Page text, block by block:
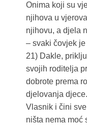
Onima koji su
njihova u
njihovu, a djela
– svaki čovjek
21) Dakle,
svojih roditelja
dobrote prema
djelovanja
Vlasnik i čini
ništa nema moć